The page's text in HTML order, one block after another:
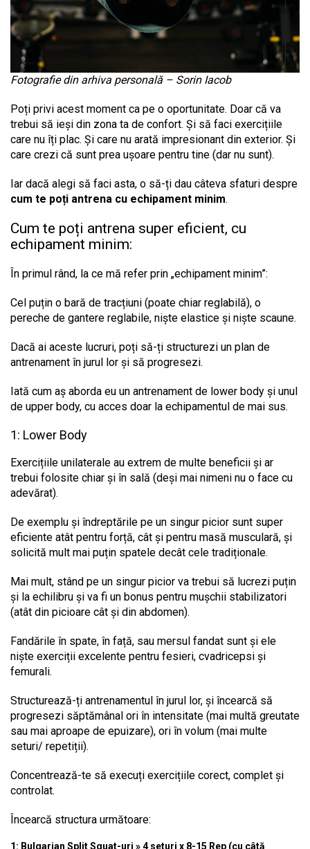
Fotografie din arhiva personală – Sorin Iacob
Poți privi acest moment ca pe o oportunitate. Doar că va
trebui să ieși din zona ta de confort. Și să faci exercițiile
care nu îți plac. Și care nu arată impresionant din exterior. Și
care crezi că sunt prea ușoare pentru tine (dar nu sunt).
Iar dacă alegi să faci asta, o să-ți dau câteva sfaturi despre
cum te poți antrena cu echipament minim.
Cum te poți antrena super eficient, cu
echipament minim:
În primul rând, la ce mă refer prin „echipament minim”:
Cel puțin o bară de tracțiuni (poate chiar reglabilă), o
pereche de gantere reglabile, niște elastice și niște scaune.
Dacă ai aceste lucruri, poți să-ți structurezi un plan de
antrenament în jurul lor și să progresezi.
Iată cum aș aborda eu un antrenament de lower body și unul
de upper body, cu acces doar la echipamentul de mai sus.
1: Lower Body
Exercițiile unilaterale au extrem de multe beneficii și ar
trebui folosite chiar și în sală (deși mai nimeni nu o face cu
adevărat).
De exemplu și îndreptările pe un singur picior sunt super
eficiente atât pentru forță, cât și pentru masă musculară, și
solicită mult mai puțin spatele decât cele tradiționale.
Mai mult, stând pe un singur picior va trebui să lucrezi puțin
și la echilibru și va fi un bonus pentru mușchii stabilizatori
(atât din picioare cât și din abdomen).
Fandările în spate, în față, sau mersul fandat sunt și ele
niște exerciții excelente pentru fesieri, cvadricepsi și
femurali.
Structurează-ți antrenamentul în jurul lor, și încearcă să
progresezi săptămânal ori în intensitate (mai multă greutate
sau mai aproape de epuizare), ori în volum (mai multe
seturi/ repetiții).
Concentrează-te să execuți exercițiile corect, complet și
controlat.
Încearcă structura următoare:
1: Bulgarian Split Squat-uri » 4 seturi x 8-15 Rep (cu câtă